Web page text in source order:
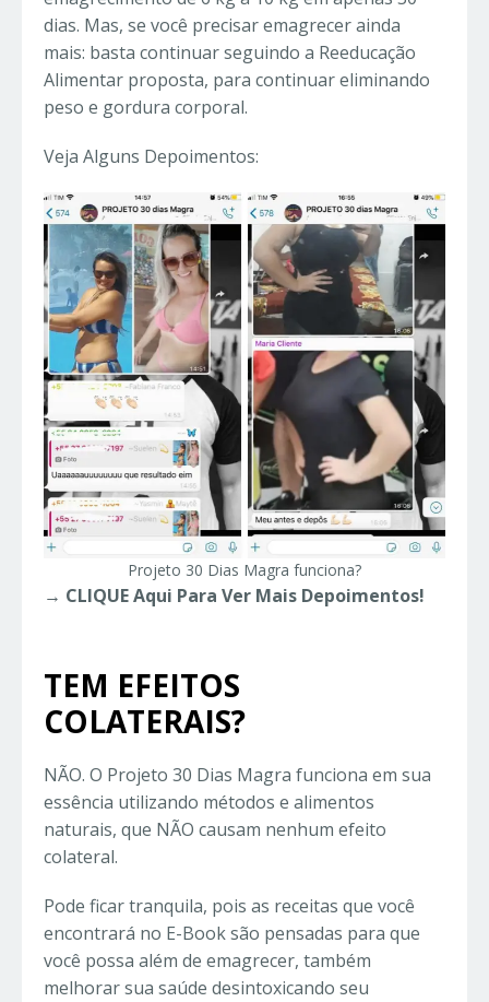
dias. Mas, se você precisar emagrecer ainda
mais: basta continuar seguindo a Reeducação
Alimentar proposta, para continuar eliminando
peso e gordura corporal.
Veja Alguns Depoimentos:
Projeto 30 Dias Magra funciona?
→ CLIQUE Aqui Para Ver Mais Depoimentos!
TEM EFEITOS
COLATERAIS?
NÃO. O Projeto 30 Dias Magra funciona em sua
essência utilizando métodos e alimentos
naturais, que NÃO causam nenhum efeito
colateral.
Pode ficar tranquila, pois as receitas que você
encontrará no E-Book são pensadas para que
você possa além de emagrecer, também
melhorar sua saúde desintoxicando seu